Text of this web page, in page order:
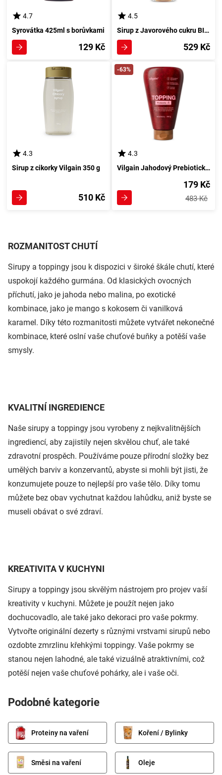
4.7
Syrovátka 425ml s borůvkami
129 Kč
4.5
Sirup z Javorového cukru BIO 250 ml
529 Kč
4.3
Sirup z cikorky Vilgain 350 g
510 Kč
-63%
4.3
Vilgain Jahodový Prebiotický Posyp 300 g
179 Kč
483 Kč
ROZMANITOST CHUTÍ
Sirupy a toppingy jsou k dispozici v široké škále chutí, které
uspokojí každého gurmána. Od klasických ovocných
příchutí, jako je jahoda nebo malina, po exotické
kombinace, jako je mango s kokosem či vanilková
karamel. Díky této rozmanitosti můžete vytvářet nekonečné
kombinace, které oslní vaše chuťové buňky a potěší vaše
smysly.
KVALITNÍ INGREDIENCE
Naše sirupy a toppingy jsou vyrobeny z nejkvalitnějších
ingrediencí, aby zajistily nejen skvělou chuť, ale také
zdravotní prospěch. Používáme pouze přírodní složky bez
umělých barviv a konzervantů, abyste si mohli být jisti, že
konzumujete pouze to nejlepší pro vaše tělo. Díky tomu
můžete bez obav vychutnat každou lahůdku, aniž byste se
museli obávat o své zdraví.
KREATIVITA V KUCHYNI
Sirupy a toppingy jsou skvělým nástrojem pro projev vaší
kreativity v kuchyni. Můžete je použít nejen jako
dochucovadlo, ale také jako dekoraci pro vaše pokrmy.
Vytvořte originální dezerty s různými vrstvami sirupů nebo
ozdobte zmrzlinu křehkými toppingy. Vaše pokrmy se
stanou nejen lahodné, ale také vizuálně atraktivními, což
potěší nejen vaše chuťové pohárky, ale i vaše oči.
Podobné kategorie
Proteiny na vaření Koření / Bylinky
Směsi na vaření Oleje